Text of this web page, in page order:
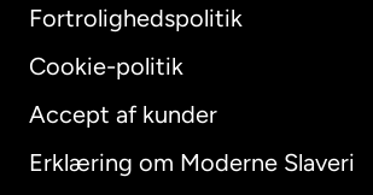
Fortrolighedspolitik
Cookie-politik
Accept af kunder
Erklæring om Moderne Slaveri
International English